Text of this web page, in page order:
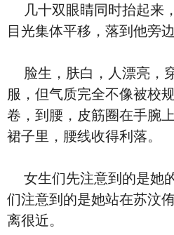
几十双眼睛同时抬起来
目光集体平移，落到他旁
脸生，肤白，人漂亮，
服，但气质完全不像被校
卷，到腰，皮筋圈在手腕
裙子里，腰线收得利落。
女生们先注意到的是她
们注意到的是她站在苏汶
离很近。